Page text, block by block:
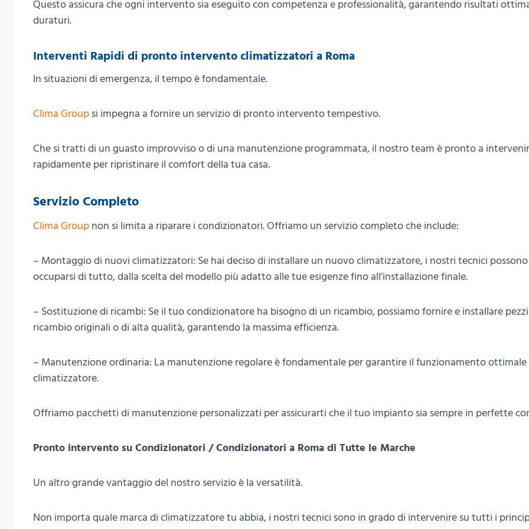
Questo assicura che ogni intervento sia eseguito con competenza e professionalità, garantendo risultati
duraturi.
Interventi Rapidi di pronto intervento climatizzatori a Roma
In situazioni di emergenza, il tempo è fondamentale.
Clima Group si impegna a fornire un servizio di pronto intervento tempestivo.
Che si tratti di un guasto improvviso o di una manutenzione programmata, il nostro team è pronto a
rapidamente per ripristinare il comfort della tua casa.
Servizio Completo
Clima Group non si limita a riparare i condizionatori. Offriamo un servizio completo che include:
– Montaggio di nuovi climatizzatori: Se hai deciso di installare un nuovo climatizzatore, i nostri tecnici possono
occuparsi di tutto, dalla scelta del modello più adatto alle tue esigenze fino all’installazione finale.
– Sostituzione di ricambi: Se il tuo condizionatore ha bisogno di un ricambio, possiamo fornire e installare
ricambio originali o di alta qualità, garantendo la massima efficienza.
– Manutenzione ordinaria: La manutenzione regolare è fondamentale per garantire il funzionamento
climatizzatore.
Offriamo pacchetti di manutenzione personalizzati per assicurarti che il tuo impianto sia sempre in perfette
Pronto intervento su Condizionatori / Condizionatori a Roma di Tutte le Marche
Un altro grande vantaggio del nostro servizio è la versatilità.
Non importa quale marca di climatizzatore tu abbia, i nostri tecnici sono in grado di intervenire su tutti i